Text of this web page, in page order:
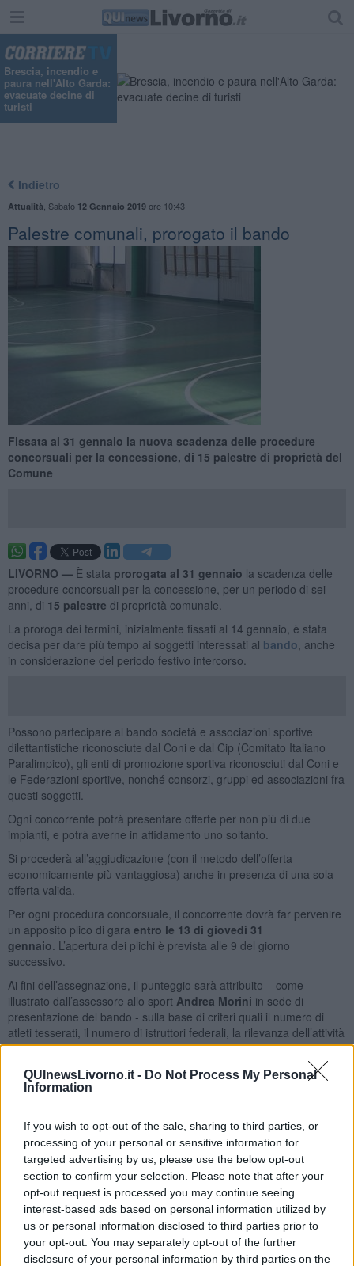
QUInewsLivorno.it - Do Not Process My Personal
Information
If you wish to opt-out of the sale, sharing to third parties, or
processing of your personal or sensitive information for
targeted advertising by us, please use the below opt-out
section to confirm your selection. Please note that after your
opt-out request is processed you may continue seeing
interest-based ads based on personal information utilized by
us or personal information disclosed to third parties prior to
your opt-out. You may separately opt-out of the further
disclosure of your personal information by third parties on the
Brescia, incendio e
paura nell'Alto Garda:
evacuate decine di
turisti
Indietro
Attualità Sabato 12 Gennaio 2019ore 10:43
Palestre comunali, prorogato il bando
Fissata al 31 gennaio la nuova scadenza delle procedure
concorsuali per la concessione, di 15 palestre di proprietà del
Comune
LIVORNO — È stata prorogata al 31 gennaio la scadenza delle
procedure concorsuali per la concessione, per un periodo di sei
anni, di 15 palestre di proprietà comunale.
La proroga dei termini, inizialmente fissati al 14 gennaio, è stata
decisa per dare più tempo ai soggetti interessati al bando , anche
in considerazione del periodo festivo intercorso.
Possono partecipare al bando società e associazioni sportive
dilettantistiche riconosciute dal Coni e dal Cip (Comitato Italiano
Paralimpico), gli enti di promozione sportiva riconosciuti dal Coni e
le Federazioni sportive, nonché consorzi, gruppi ed associazioni fra
questi soggetti.
Ogni concorrente potrà presentare offerte per non più di due
impianti, e potrà averne in affidamento uno soltanto.
Si procederà all’aggiudicazione (con il metodo dell’offerta
economicamente più vantaggiosa) anche in presenza di una sola
offerta valida.
Per ogni procedura concorsuale, il concorrente dovrà far pervenire
un apposito plico di gara entro le 13 di giovedì 31
gennaio . L’apertura dei plichi è prevista alle 9 del giorno
successivo.
Ai fini dell’assegnazione, il punteggio sarà attribuito – come
illustrato dall’assessore allo sport Andrea Morini in sede di
presentazione del bando - sulla base di criteri quali il numero di
atleti tesserati, il numero di istruttori federali, la rilevanza dell’attività
sportiva svolta, gli impianti gestiti e gli anni di esperienza, i lavori di
garantire la libera circolazione dei
propri tesseratimediante rilascio di nulla osta gratuito a richiesta,
organizzazione di attività a favore di
sociale eall'integrazione di stranierie di categorie a rischio
sociale, con particolare riguardo allaparità di genere, la
percentuale diiscrizioni gratuite riservate alle famiglie meno
abbienti(Isee inferiore a 6mila euro annue), in particolare per la
fascia 6-11 anni (5 per cento minimo).
Queste le palestre che vanno in concessione:
palestra “Bastione”, via del Bastione 7 – canone annuo a base
d'asta € 3.423,00 oltre iva;